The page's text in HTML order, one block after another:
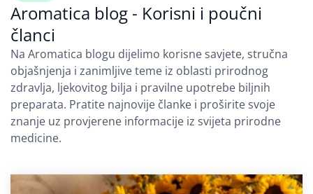
Aromatica blog - Korisni i poučni
članci
Na Aromatica blogu dijelimo korisne savjete, stručna
objašnjenja i zanimljive teme iz oblasti prirodnog
zdravlja, ljekovitog bilja i pravilne upotrebe biljnih
preparata. Pratite najnovije članke i proširite svoje
znanje uz provjerene informacije iz svijeta prirodne
medicine.